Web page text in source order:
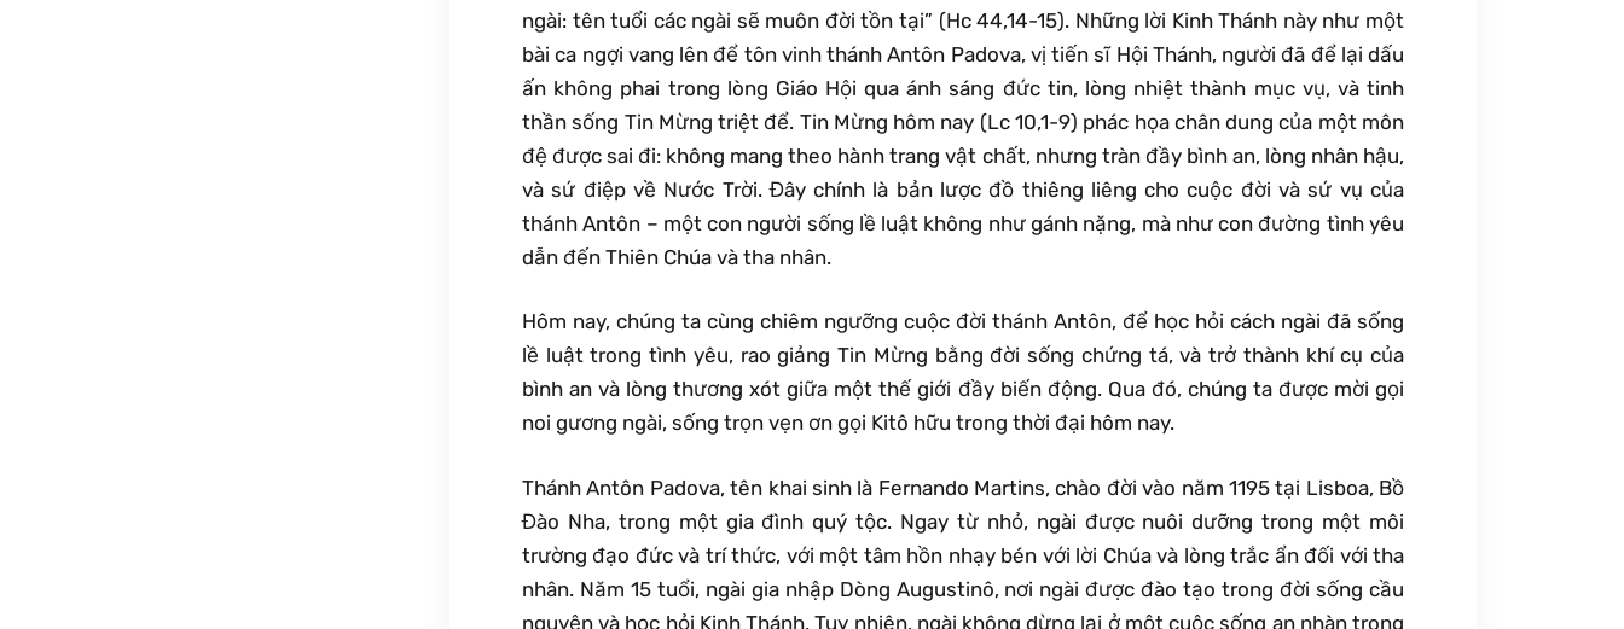
ngài: tên tuổi các ngài sẽ muôn đời tồn tại” (Hc 44,14-15). Những lời Kinh Thánh này như một
bài ca ngợi vang lên để tôn vinh thánh Antôn Padova, vị tiến sĩ Hội Thánh, người đã để lại dấu
ấn không phai trong lòng Giáo Hội qua ánh sáng đức tin, lòng nhiệt thành mục vụ, và tinh
thần sống Tin Mừng triệt để. Tin Mừng hôm nay (Lc 10,1-9) phác họa chân dung của một môn
đệ được sai đi: không mang theo hành trang vật chất, nhưng tràn đầy bình an, lòng nhân hậu,
và sứ điệp về Nước Trời. Đây chính là bản lược đồ thiêng liêng cho cuộc đời và sứ vụ của
thánh Antôn – một con người sống lề luật không như gánh nặng, mà như con đường tình yêu
dẫn đến Thiên Chúa và tha nhân.
Hôm nay, chúng ta cùng chiêm ngưỡng cuộc đời thánh Antôn, để học hỏi cách ngài đã sống
lề luật trong tình yêu, rao giảng Tin Mừng bằng đời sống chứng tá, và trở thành khí cụ của
bình an và lòng thương xót giữa một thế giới đầy biến động. Qua đó, chúng ta được mời gọi
noi gương ngài, sống trọn vẹn ơn gọi Kitô hữu trong thời đại hôm nay.
Thánh Antôn Padova, tên khai sinh là Fernando Martins, chào đời vào năm 1195 tại Lisboa, Bồ
Đào Nha, trong một gia đình quý tộc. Ngay từ nhỏ, ngài được nuôi dưỡng trong một môi
trường đạo đức và trí thức, với một tâm hồn nhạy bén với lời Chúa và lòng trắc ẩn đối với tha
nhân. Năm 15 tuổi, ngài gia nhập Dòng Augustinô, nơi ngài được đào tạo trong đời sống cầu
nguyện và học hỏi Kinh Thánh. Tuy nhiên, ngài không dừng lại ở một cuộc sống an nhàn trong